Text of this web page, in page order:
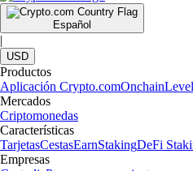
Español
|
USD
Productos
Aplicación Crypto.comOnchain
Mercados
Criptomonedas
Características
TarjetasCestasEarnStakingDeFi
Empresas